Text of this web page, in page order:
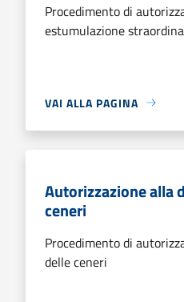
Procedimento di
estumulazione
VAI ALLA PAGINA
Autorizzazione alla
ceneri
Procedimento di
delle ceneri